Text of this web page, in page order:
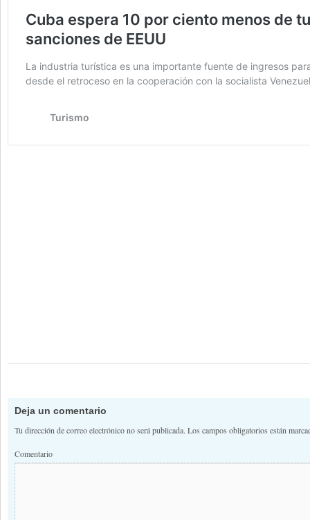
Deja un comentario
Tu dirección de correo electrónico no será publicada. Los campos obligatorios están
Comentario